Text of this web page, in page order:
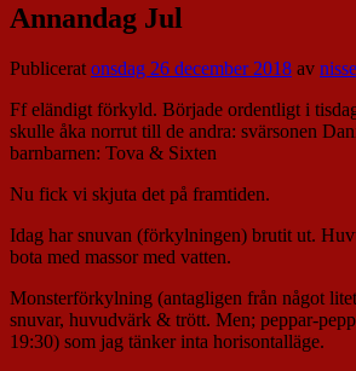
Annandag Jul
Publiceratonsdag 26 december 2018 av nisse
Ff eländigt förkyld. Började ordentligt i
skulle åka norrut till de andra: svärsonen
barnbarnen: Tova & Sixten
Nu fick vi skjuta det på framtiden.
Idag har snuvan (förkylningen) brutit ut.
bota med massor med vatten.
Monsterförkylning (antagligen från något
snuvar, huvudvärk & trött. Men; peppar-
19:30) som jag tänker inta horisontalläge.